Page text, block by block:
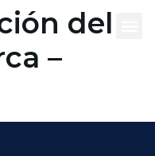
del
–